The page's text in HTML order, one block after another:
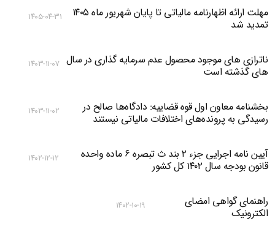
مهلت ارائه اظهارنامه مالیاتی تا پایان شهریور ماه ۱۴۰۵
تمدید شد
۱۴۰۵-۰۴-۳۱
ناترازی های موجود محصول عدم سرمایه گذاری در سال
های گذشته است
۱۴۰۳-۱۱-۰۷
بخشنامه معاون اول قوه قضاییه: دادگاه‌‌ها صالح در
رسیدگی به پرونده‌های اختلافات مالیاتی نیستند
۱۴۰۳-۱۱-۰۲
آیین نامه اجرایی جزء ۲ بند ث تبصره ۶ ماده واحده
قانون بودجه سال ۱۴۰۲ کل کشور
۱۴۰۲-۱۲-۱۲
راهنمای گواهی امضای
الکترونیک
۱۴۰۲-۱۰-۱۹